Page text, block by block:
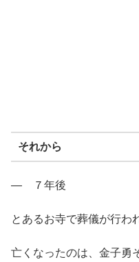
それから
― ７年後
とあるお寺で葬儀が行わ
亡くなったのは、金子勇